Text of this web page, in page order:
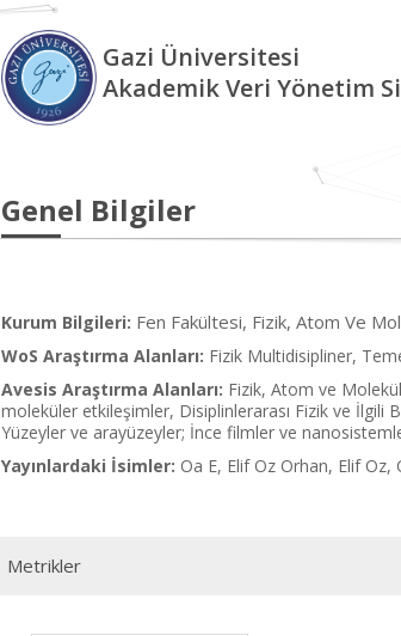
Gazi Üniversitesi
Akademik Veri Yönetim
Genel Bilgiler
Kurum Bilgileri: Fen Fakültesi, Fizik, Atom Ve
WoS Araştırma Alanları: Fizik Multidisipliner,
Avesis Araştırma Alanları: Fizik, Atom ve
moleküler etkileşimler, Disiplinlerarası Fizik ve
Yüzeyler ve arayüzeyler; İnce filmler ve
Yayınlardaki İsimler: Oa E, Elif Oz Orhan, Elif Oz,
Metrikler